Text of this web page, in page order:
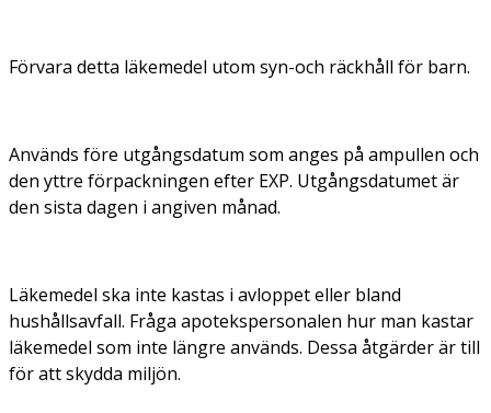
Förvara detta läkemedel utom syn-och räckhåll för barn.
Används före utgångsdatum som anges på ampullen och
den yttre förpackningen efter EXP. Utgångsdatumet är
den sista dagen i angiven månad.
Läkemedel ska inte kastas i avloppet eller bland
hushållsavfall. Fråga apotekspersonalen hur man kastar
läkemedel som inte längre används. Dessa åtgärder är till
för att skydda miljön.